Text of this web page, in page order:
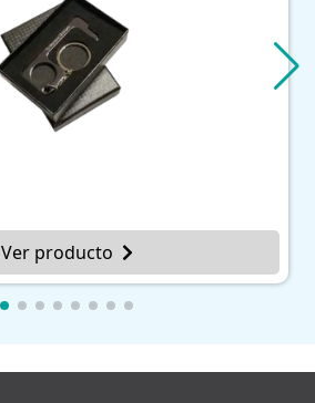
Ver producto